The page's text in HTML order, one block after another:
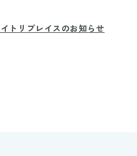
トリプレイスのお知らせ